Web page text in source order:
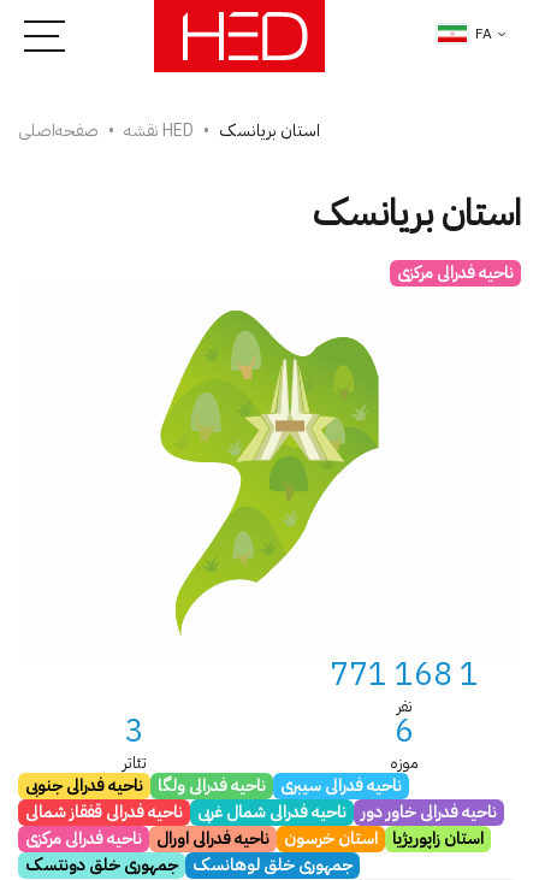
FA
صفحه‌اصلی نقشه HED استان بریانسک
استان بریانسک
ناحیه فدرالی مرکزی
1 168 771
نفر
6
موزه
3
تئاتر
ناحیه فدرالی جنوبی ناحیه فدرالی ولگا
ناحیه فدرالی سیبری
ناحیه فدرالی قفقاز شمالی
ناحیه فدرالی شمال غربی ناحیه فدرالی خاور دور
ناحیه فدرالی مرکزی
ناحیه فدرالی اورال استان خرسون
استان زاپوریژیا
جمهوری خلق دونتسک
جمهوری خلق لوهانسک